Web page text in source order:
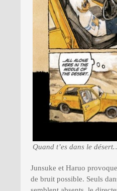
Quand t’es dans le
Junsuke et Haruo
de bruit possible. Seuls